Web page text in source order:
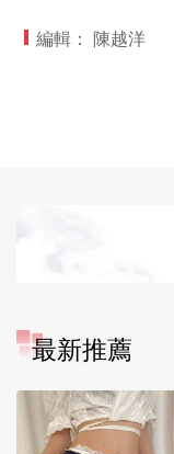
編輯： 陳越洋
最新推薦